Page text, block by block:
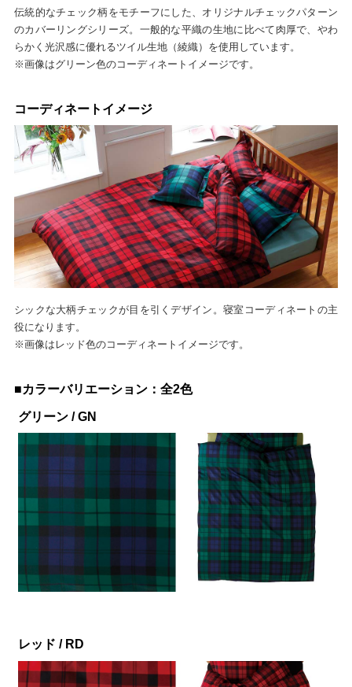
伝統的なチェック柄をモチーフにした、オリジナルチェックパターン
のカバーリングシリーズ。一般的な平織の生地に比べて肉厚で、やわ
らかく光沢感に優れるツイル生地（綾織）を使用しています。
※画像はグリーン色のコーディネートイメージです。
コーディネートイメージ
シックな大柄チェックが目を引くデザイン。寝室コーディネートの主
役になります。
※画像はレッド色のコーディネートイメージです。
■カラーバリエーション：全2色
グリーン / GN
レッド / RD